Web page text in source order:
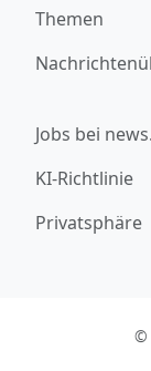
Themen
Jobs bei
KI-Richtlinie
Privatsphäre
©